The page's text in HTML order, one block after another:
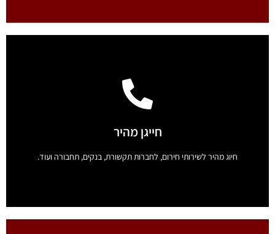
צפייה ישירה בערוצי טלוויזיה
צפייה בערוצי טלוויזיה מישראל ומהעולם, כל התחנות בשידור חי.
לחץ כאן
חייגן מהיר
חיוג מהיר לשירותי חירום, לחברות תקשורת, בנקים, תחבורה ועוד.